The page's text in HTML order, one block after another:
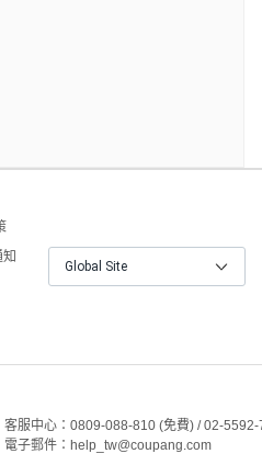
Global Site
客服中心：0809-088-810 (免費) / 02-
電子郵件：help_tw@coupang.com